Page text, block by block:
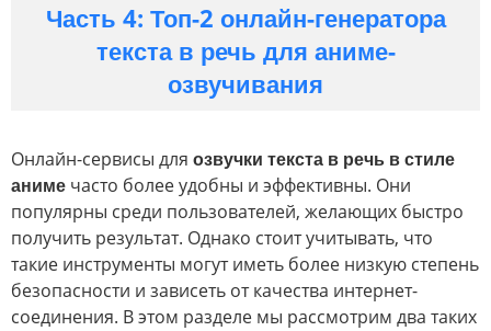
Часть 4: Топ-2 онлайн-генератора
текста в речь для аниме-
озвучивания
Онлайн-сервисы для озвучки текста в речь в стиле
аниме часто более удобны и эффективны. Они
популярны среди пользователей, желающих быстро
получить результат. Однако стоит учитывать, что
такие инструменты могут иметь более низкую степень
безопасности и зависеть от качества интернет-
соединения. В этом разделе мы рассмотрим два таких